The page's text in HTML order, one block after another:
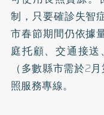
制，只要確診失智
市春節期間仍依據
庭托顧、交通接
（多數縣市需於2
照服務專線。